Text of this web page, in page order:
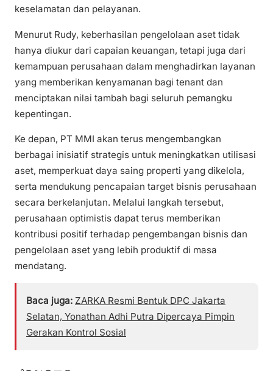
keselamatan dan pelayanan.
Menurut Rudy, keberhasilan pengelolaan aset tidak
hanya diukur dari capaian keuangan, tetapi juga dari
kemampuan perusahaan dalam menghadirkan layanan
yang memberikan kenyamanan bagi tenant dan
menciptakan nilai tambah bagi seluruh pemangku
kepentingan.
Ke depan, PT MMI akan terus mengembangkan
berbagai inisiatif strategis untuk meningkatkan utilisasi
aset, memperkuat daya saing properti yang dikelola,
serta mendukung pencapaian target bisnis perusahaan
secara berkelanjutan. Melalui langkah tersebut,
perusahaan optimistis dapat terus memberikan
kontribusi positif terhadap pengembangan bisnis dan
pengelolaan aset yang lebih produktif di masa
mendatang.
Baca juga: ZARKA Resmi Bentuk DPC Jakarta
Selatan, Yonathan Adhi Putra Dipercaya Pimpin
Gerakan Kontrol Sosial